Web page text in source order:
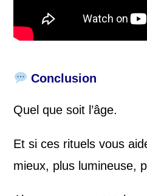
Conclusion
Quel que soit l’âge.
Et si ces rituels vous
mieux, plus lumineuse,